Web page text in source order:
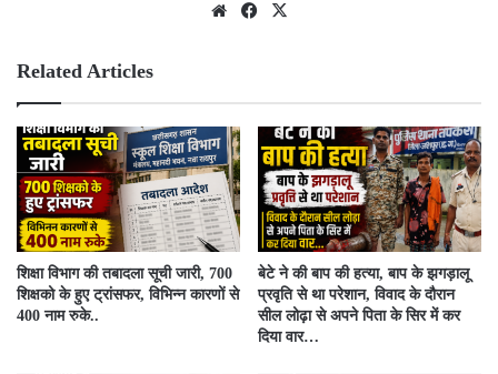
We
Fac
Related Articles
शिक्षा विभाग की तबादला सूची जारी, 700
शिक्षको के हुए ट्रांसफर, विभिन्न कारणों से
400 नाम रुके..
बेटे ने की बाप की हत्या, बाप के झगड़ालू
प्रवृति से था परेशान, विवाद के दौरान
सील लोढ़ा से अपने पिता के सिर में कर
दिया वार…